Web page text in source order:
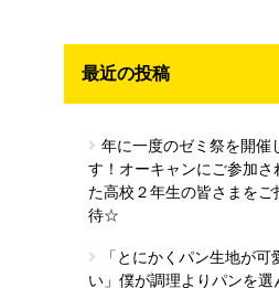
最近の投稿
年に一度のゼミ祭を開催
す！オーキャンにご参加さ
た高校２年生の皆さまをご
待☆
「とにかくパン生地が可
い」僕が調理よりパンを選